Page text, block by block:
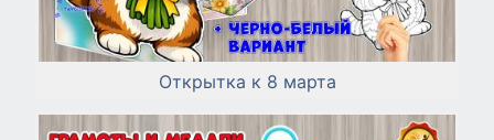
Открытка к 8 марта